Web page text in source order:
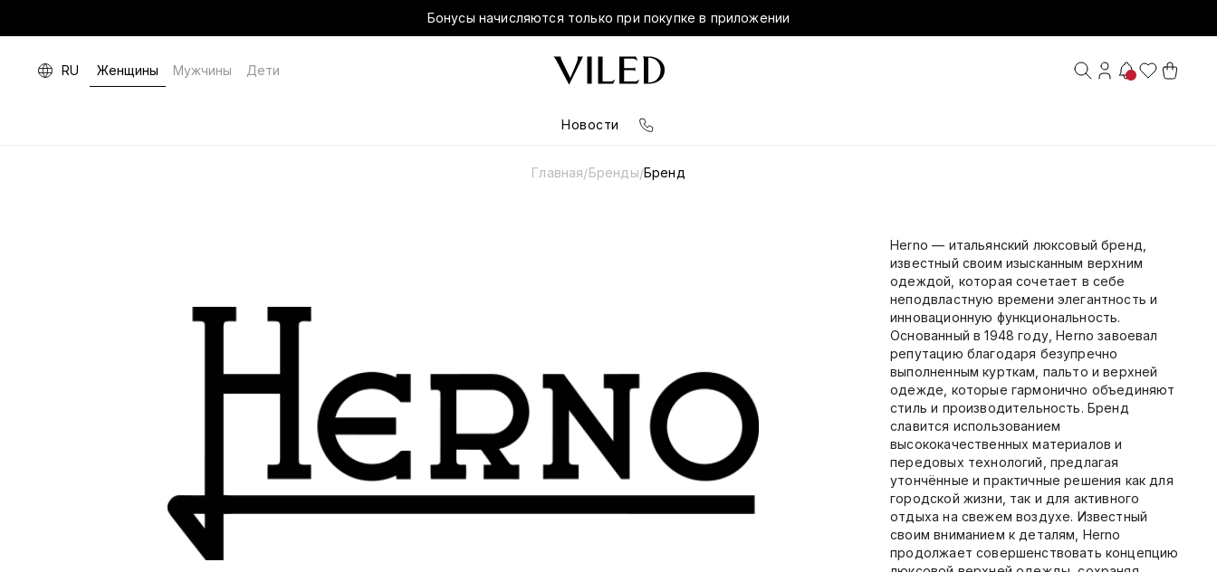
Бонусы начисляются только при покупке в приложении
RU Женщины Мужчины Дети
Новости
Главная/Бренды/Бренд
Herno — итальянский люксовый бренд,
известный своим изысканным верхним
одeждой, которая сочетает в себе
неподвластную времени элегантность и
инновационную функциональность.
Основанный в 1948 году, Herno завоевал
репутацию благодаря безупречно
выполненным курткам, пальто и верхней
одежде, которые гармонично объединяют
стиль и производительность. Бренд
славится использованием
высококачественных материалов и
передовых технологий, предлагая
утончённые и практичные решения как для
городской жизни, так и для активного
отдыха на свежем воздухе. Известный
своим вниманием к деталям, Herno
продолжает совершенствовать концепцию